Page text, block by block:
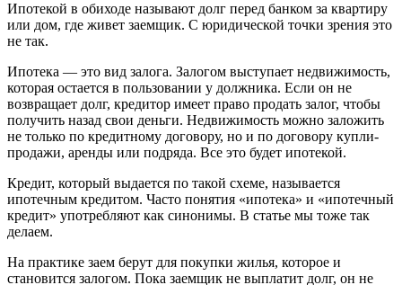
Ипотекой в обиходе называют долг перед банком за квартиру
или дом, где живет заемщик. С юридической точки зрения это
не так.
Ипотека — это вид залога. Залогом выступает недвижимость,
которая остается в пользовании у должника. Если он не
возвращает долг, кредитор имеет право продать залог, чтобы
получить назад свои деньги. Недвижимость можно заложить
не только по кредитному договору, но и по договору купли-
продажи, аренды или подряда. Все это будет ипотекой.
Кредит, который выдается по такой схеме, называется
ипотечным кредитом. Часто понятия «ипотека» и «ипотечный
кредит» употребляют как синонимы. В статье мы тоже так
делаем.
На практике заем берут для покупки жилья, которое и
становится залогом. Пока заемщик не выплатит долг, он не